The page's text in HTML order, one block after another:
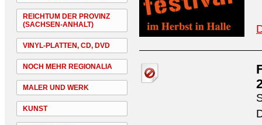
REICHTUM DER PROVINZ
(SACHSEN-ANHALT)
VINYL-PLATTEN, CD, DVD
NOCH MEHR REGIONALIA
MALER UND WERK
KUNST